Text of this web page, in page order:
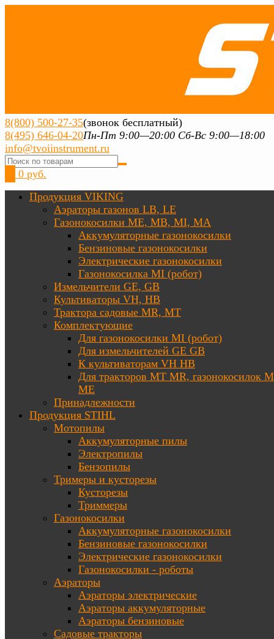
8(800) 500-27-35(звонок бесплатный)
8(495) 646-04-20Пн-Пт 9:00—20:00 Сб-Вс 9:00—18:00
info@tvoiinstrument.ru
0 руб.
Продукция VIKING
Аэраторы газонов LB, LE
Газонокосилки ME, MB, MI, MA
Аккумуляторные газонокосилки
Бензиновые газонокосилки
Электрические газонокосилки
Газонокосилка MI (робот)
Измельчители GE, GB
Культиваторы VH, HB
Трактора садовые MR, MT
Комплектующие
Для газонокосилки MI (робот)
Для измельчителей GE GB
К культиваторам VH HB
Для тракторов МТ MR, газонокосилок
ME
Принадлежности
Продукция STIHL
Мотопилы
Аккумуляторные пилы
Электропилы
Бензопилы
Тримеры и кусторезы
Кусторезы
Триммеры
Газонокосилки
Аккумуляторные газонокосилки
Бензиновые газонокосилки
Электрические газонокосилки
Газонокосилки - роботы
Аэраторы
Аэраторы электрические
Аэраторы аккумуляторные
Аэраторы бензиновые
Садовые тракторы